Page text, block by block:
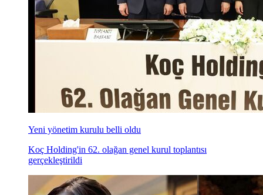
Yeni yönetim kurulu belli oldu
Koç Holding'in 62. olağan genel kurul toplantısı
gerçekleştirildi